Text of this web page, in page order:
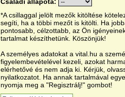
*A csillaggal jelölt mezők kitöltése
segíti, ha a többi mezőt is kitölti. Ha
pontosabb, célzottabb, az Ön
tartalmat készíthetünk. Köszönjük!
A személyes adatokat a vital.hu a
figyelembevételével kezeli, azokat
elérhetővé és nem adja ki. Kérjük,
nyilatkozatot. Ha annak tartalmával
nyomja meg a "Regisztrálj!" gombot!